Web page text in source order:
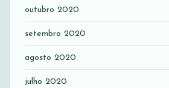
outubro 2020
setembro 2020
agosto 2020
julho 2020